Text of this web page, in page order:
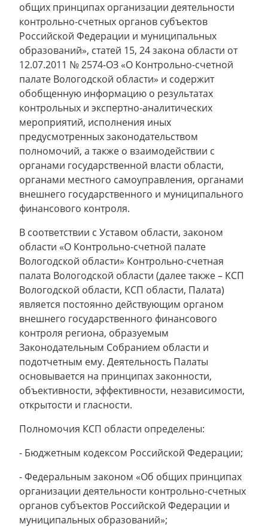
общих принципах организации деятельности
контрольно-счетных органов субъектов
Российской Федерации и муниципальных
образований», статей 15, 24 закона области от
12.07.2011 № 2574-ОЗ «О Контрольно-счетной
палате Вологодской области» и содержит
обобщенную информацию о результатах
контрольных и экспертно-аналитических
мероприятий, исполнения иных
предусмотренных законодательством
полномочий, а также о взаимодействии с
органами государственной власти области,
органами местного самоуправления, органами
внешнего государственного и муниципального
финансового контроля.
В соответствии с Уставом области, законом
области «О Контрольно-счетной палате
Вологодской области» Контрольно-счетная
палата Вологодской области (далее также – КСП
Вологодской области, КСП области, Палата)
является постоянно действующим органом
внешнего государственного финансового
контроля региона, образуемым
Законодательным Собранием области и
подотчетным ему. Деятельность Палаты
основывается на принципах законности,
объективности, эффективности, независимости,
открытости и гласности.
Полномочия КСП области определены:
- Бюджетным кодексом Российской Федерации;
- Федеральным законом «Об общих принципах
организации деятельности контрольно-счетных
органов субъектов Российской Федерации и
муниципальных образований»;